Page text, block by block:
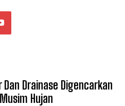
Drainase Digencarkan
Hujan